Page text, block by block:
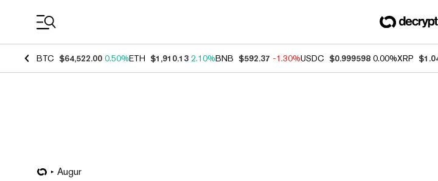
BTC $64,522.00 0.50%ETH $1,910.13 2.10%BNB $592.37 -1.30%USDC $0.999598 0.00%XRP
Augur